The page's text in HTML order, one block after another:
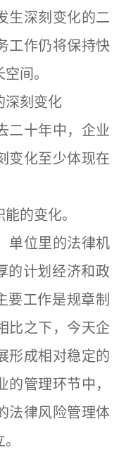
生深刻变化的二
工作仍将保持快
间。
刻变化
十年中，企业
变化至少体现在
的变化。
位里的法律机
的计划经济和政
要工作是规章制
比之下，今天企
形成相对稳定的
管理环节中，
法律风险管理体